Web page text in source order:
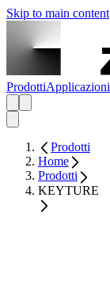
Skip to main content
ProdottiApplicazioni
Prodotti
Home
Prodotti
KEYTURE